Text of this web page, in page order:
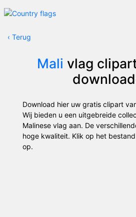
‹ Terug
Mali vlag
Download hier uw gratis clipart
Wij bieden u een uitgebreide
Malinese vlag aan. De
hoge kwaliteit. Klik op het
op.